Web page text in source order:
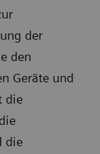
der
den
Geräte und
die
die